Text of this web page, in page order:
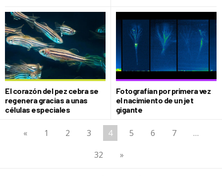
El corazón del pez cebra se
regenera gracias a unas
células especiales
Fotografían por primera vez
el nacimiento de un jet
gigante
« 1 2 3 4 5 6 7
…
32
»